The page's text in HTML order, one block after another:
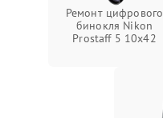
Ремонт цифрового
бинокля Nikon
Prostaff 5 10x42